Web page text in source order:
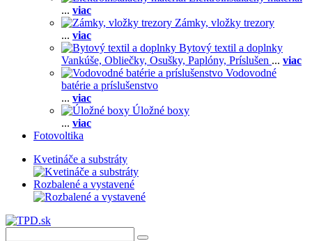
... viac
Zámky, vložky trezory
... viac
Bytový textil a doplnky
Vankúše, Obliečky, Osušky, Paplóny, Príslušen ... viac
Vodovodné
batérie a príslušenstvo
... viac
Úložné boxy
... viac
Fotovoltika
Kvetináče a substráty
Rozbalené a vystavené